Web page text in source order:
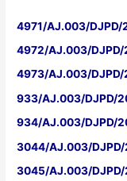
4971/AJ.003/DJPD/
4972/AJ.003/DJPD/
4973/AJ.003/DJPD/
933/AJ.003/DJPD/
934/AJ.003/DJPD/
3044/AJ.003/DJPD/
3045/AJ.003/DJPD/